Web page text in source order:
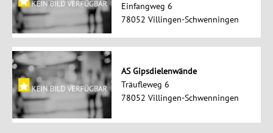
Einfangweg 6
78052 Villingen-Schwenningen
AS Gipsdielenwände
Träufleweg 6
78052 Villingen-Schwenningen